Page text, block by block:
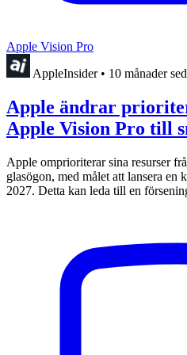
Apple Vision Pro
AppleInsider • 10 månader
Apple ändrar
Apple Vision Pro till
Apple omprioriterar sina resurser
glasögon, med målet att lansera en
2027. Detta kan leda till en